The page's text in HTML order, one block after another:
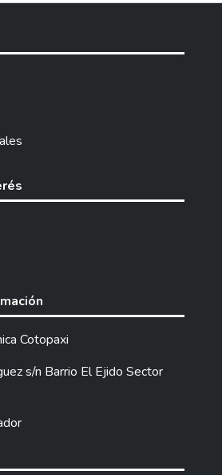
Cotopaxi
s/n Barrio El Ejido Sector